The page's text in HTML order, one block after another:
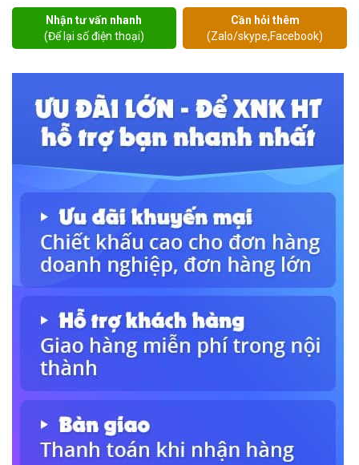
Nhận tư vấn nhanh
(Để lại số điện thoại)
Cần hỏi thêm
(Zalo/skype,Facebook)